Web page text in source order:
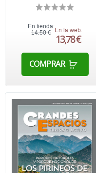
En tienda:
14,50 € En la web:
13,78 €
COMPRAR